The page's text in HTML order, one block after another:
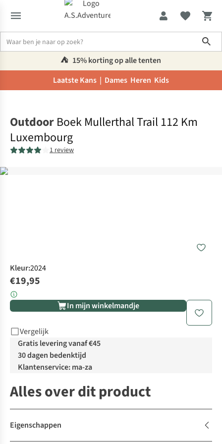
⛺️ 15% korting op alle tenten
Laatste Kans | Dames Heren Kids
Outdoor Boek Mullerthal Trail 112 Km
Luxembourg
1 review
Kleur:2024
€19,95
In mijn winkelmandje
Vergelijk
Gratis levering vanaf €45
30 dagen bedenktijd
Klantenservice: ma-za
Alles over dit product
Eigenschappen